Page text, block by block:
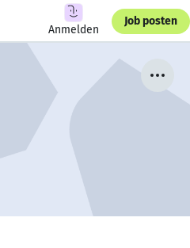
Anmelden
Job posten